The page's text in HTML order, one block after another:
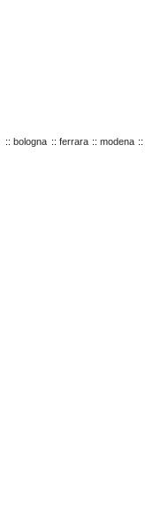
:: bologna :: ferrara :: modena ::